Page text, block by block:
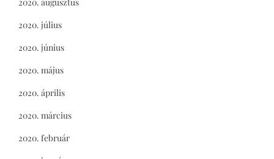
2020. július
2020. június
2020. május
2020. április
2020. március
2020. február